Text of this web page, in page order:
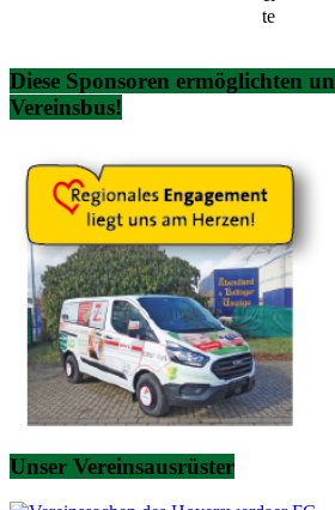
te
Diese Sponsoren ermöglichten
Vereinsbus!
Unser Vereinsausrüster